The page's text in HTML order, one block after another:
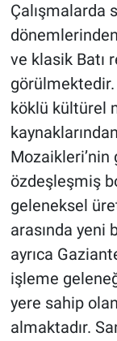
Çalışmalarda
ve klasik Batı
görülmektedir.
köklü kültürel
özdeşleşmiş
geleneksel
arasında yeni
ayrıca
işleme
yere sahip
almaktadır.